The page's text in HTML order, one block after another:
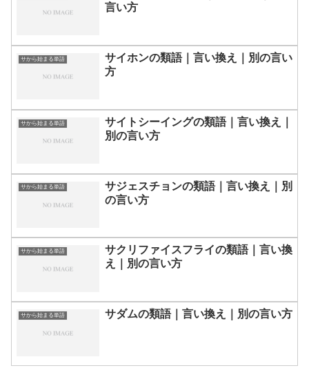
言い方
サから始まる単語
サイホンの類語｜言い換え｜別の言い
方
サから始まる単語
サイトシーイングの類語｜言い換え｜
別の言い方
サから始まる単語
サジェスチョンの類語｜言い換え｜別
の言い方
サから始まる単語
サクリファイスフライの類語｜言い換
え｜別の言い方
サから始まる単語 サダムの類語｜言い換え｜別の言い方